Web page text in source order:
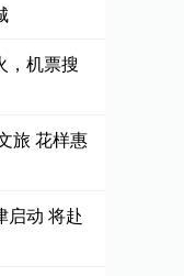
，机票搜
旅 花样惠
启动 将赴